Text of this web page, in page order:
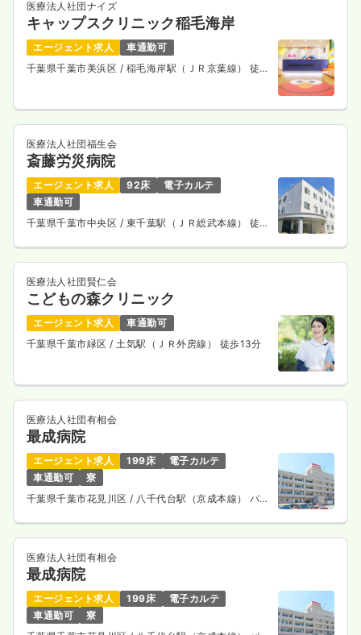
医療法人社団ナイズ
キャップスクリニック稲毛海岸
エージェント求人
車通勤可
千葉県千葉市美浜区 / 稲毛海岸駅（ＪＲ京葉線） 徒歩
医療法人社団福生会
斎藤労災病院
エージェント求人 92床
電子カルテ
車通勤可
千葉県千葉市中央区 / 東千葉駅（ＪＲ総武本線） 徒歩
医療法人社団賢仁会
こどもの森クリニック
エージェント求人
車通勤可
千葉県千葉市緑区/ 土気駅（ＪＲ外房線） 徒歩13分
医療法人社団有相会
最成病院
エージェント求人 199床
電子カルテ
車通勤可
寮
千葉県千葉市花見川区 / 八千代台駅（京成本線） バス
医療法人社団有相会
最成病院
エージェント求人 199床
電子カルテ
車通勤可
寮